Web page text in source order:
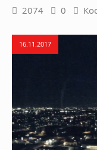
2074 0
16.11.2017